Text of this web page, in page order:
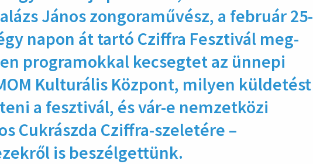
János zongora­művész, a február 25-
napon át tartó Cziffra Fesz­tivál meg­
programokkal kecsegtet az ünnepi
Kulturális Központ, milyen küldetést
a fesztivál, és vár-e nemzetközi
Cukrászda Cziffra-szeletére –
is beszélgettünk.